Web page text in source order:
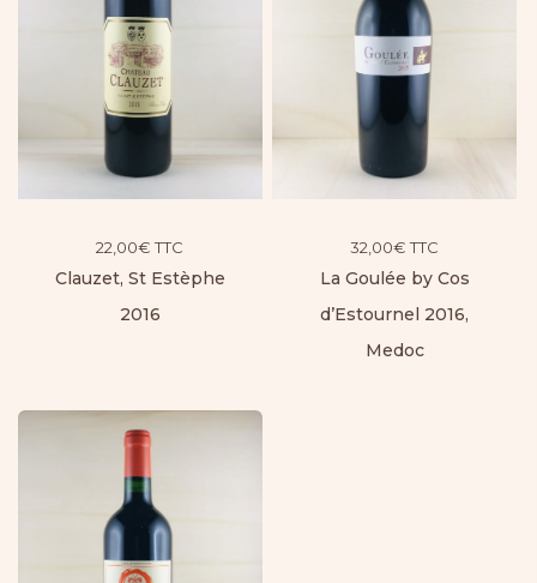
22,00€ TTC
Clauzet, St Estèphe
2016
32,00€ TTC
La Goulée by Cos
d’Estournel 2016,
Medoc